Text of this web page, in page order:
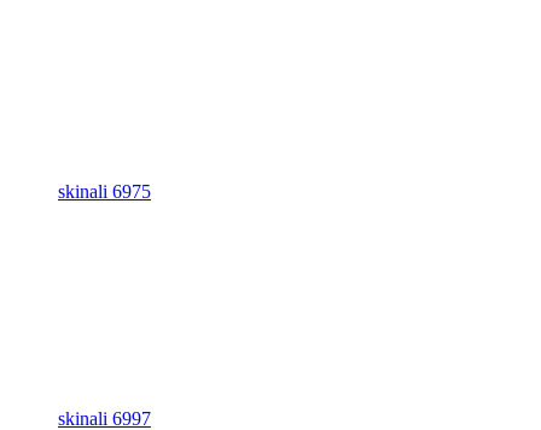
skinali 6975
skinali 6997